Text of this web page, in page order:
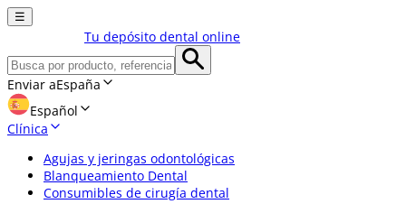
☰
Tu depósito dental online
Enviar aEspaña
Español
Clínica
Agujas y jeringas odontológicas
Blanqueamiento Dental
Consumibles de cirugía dental